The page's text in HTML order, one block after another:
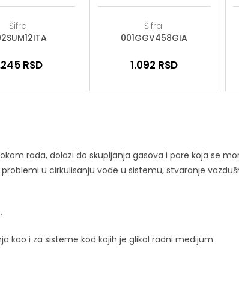
Šifra:
RSD
Šifra:
001GGV458GIA
1.092 RSD
rada, dolazi do skupljanja gasova i pare koja se
u cirkulisanju vode u sistemu, stvaranje
kao i za sisteme kod kojih je glikol radni medijum.